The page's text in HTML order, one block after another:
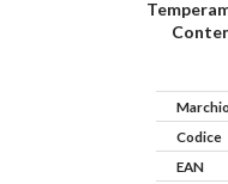
Marchio
Codice
EAN